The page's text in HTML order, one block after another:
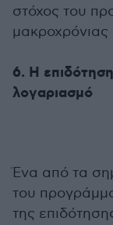
στόχος του
μακροχρόνιας
6. Η
λογαριασμό
Ένα από τα
του
της